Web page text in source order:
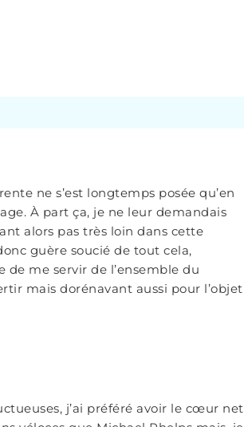
ne s’est longtemps posée qu’en
À part ça, je ne leur demandais
alors pas très loin dans cette
guère soucié de tout cela,
me servir de l’ensemble du
mais dorénavant aussi pour l’objet
j’ai préféré avoir le cœur net